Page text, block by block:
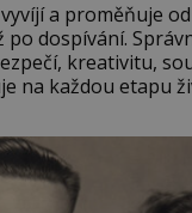
a proměňuje
po dospívání.
kreativitu,
na každou etapu
proto by pokoj
Předškolní